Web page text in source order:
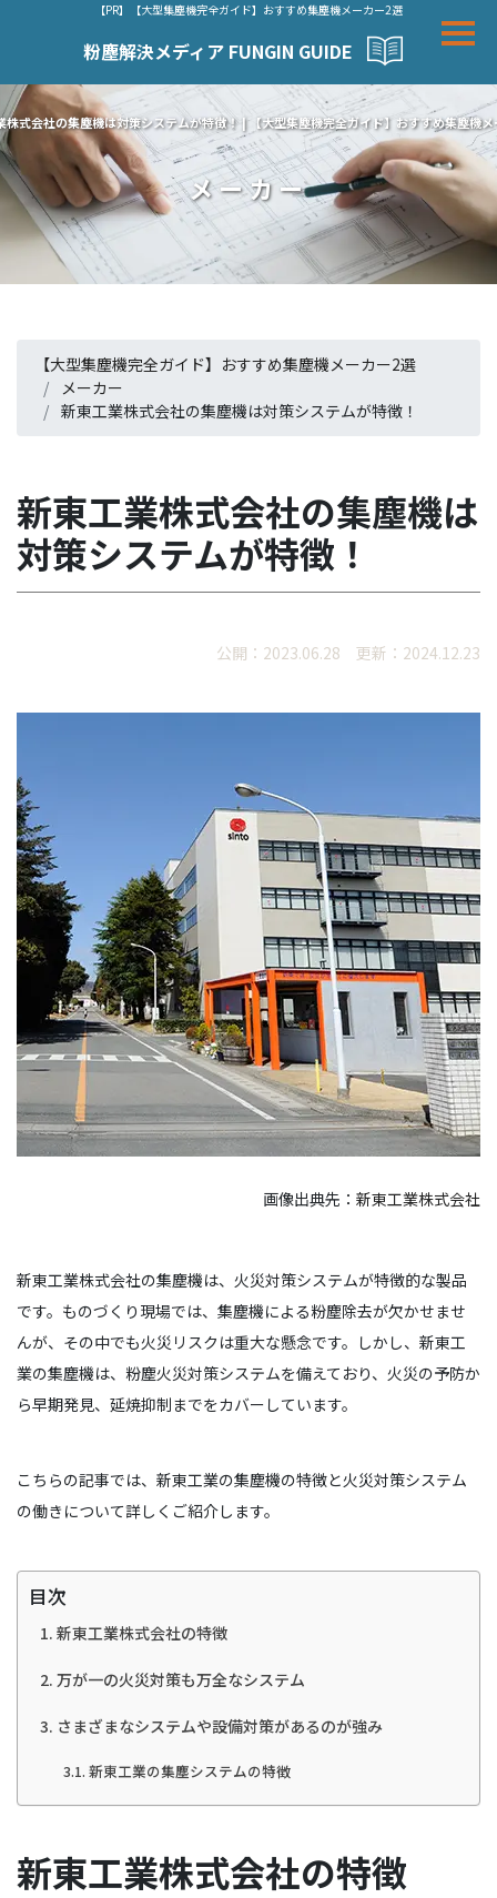
【PR】【大型集塵機完全ガイド】おすすめ集塵機メーカー2選
粉塵解決メディア FUNGIN GUIDE
株式会社の集塵機は対策システムが特徴！ | 【大型集塵機完全ガイド】おすすめ集塵機メ
メーカー
【大型集塵機完全ガイド】おすすめ集塵機メーカー2選
メーカー
新東工業株式会社の集塵機は対策システムが特徴！
新東工業株式会社の集塵機は
対策システムが特徴！
公開：2023.06.28 更新：2024.12.23
画像出典先： 新東工業株式会社
新東工業株式会社の集塵機は、火災対策システムが特徴的な製品
です。ものづくり現場では、集塵機による粉塵除去が欠かせませ
んが、その中でも火災リスクは重大な懸念です。しかし、新東工
業の集塵機は、粉塵火災対策システムを備えており、火災の予防か
ら早期発見、延焼抑制までをカバーしています。
こちらの記事では、新東工業の集塵機の特徴と火災対策システム
の働きについて詳しくご紹介します。
目次
新東工業株式会社の特徴
万が一の火災対策も万全なシステム
さまざまなシステムや設備対策があるのが強み
新東工業の集塵システムの特徴
新東工業株式会社の特徴